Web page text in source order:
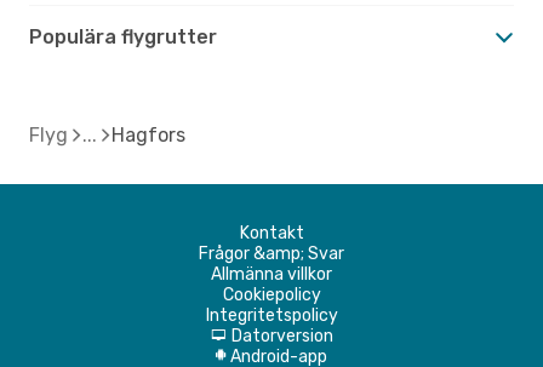
Populära flygrutter
Flyg Hagfors
Kontakt
Frågor &amp; Svar
Allmänna villkor
Cookiepolicy
Integritetspolicy
d Datorversion
A Android-app